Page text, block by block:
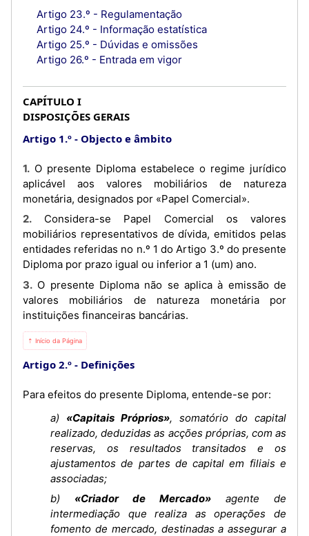
Artigo 23.º - Regulamentação
Artigo 24.º - Informação estatística
Artigo 25.º - Dúvidas e omissões
Artigo 26.º - Entrada em vigor
CAPÍTULO I
DISPOSIÇÕES GERAIS
Artigo 1.º
Objecto e âmbito
1. O presente Diploma estabelece o regime jurídico
aplicável aos valores mobiliários de natureza
monetária, designados por «Papel Comercial».
2. Considera-se Papel Comercial os valores
mobiliários representativos de dívida, emitidos pelas
entidades referidas no n.º 1 do Artigo 3.º do presente
Diploma por prazo igual ou inferior a 1 (um) ano.
3. O presente Diploma não se aplica à emissão de
valores mobiliários de natureza monetária por
instituições financeiras bancárias.
⇡ Início da Página
Artigo 2.º Definições
Para efeitos do presente Diploma, entende-se por:
a) «Capitais Próprios», somatório do capital
realizado, deduzidas as acções próprias, com as
reservas, os resultados transitados e os
ajustamentos de partes de capital em filiais e
associadas;
b) «Criador de Mercado» agente de
intermediação que realiza as operações de
fomento de mercado, destinadas a assegurar a